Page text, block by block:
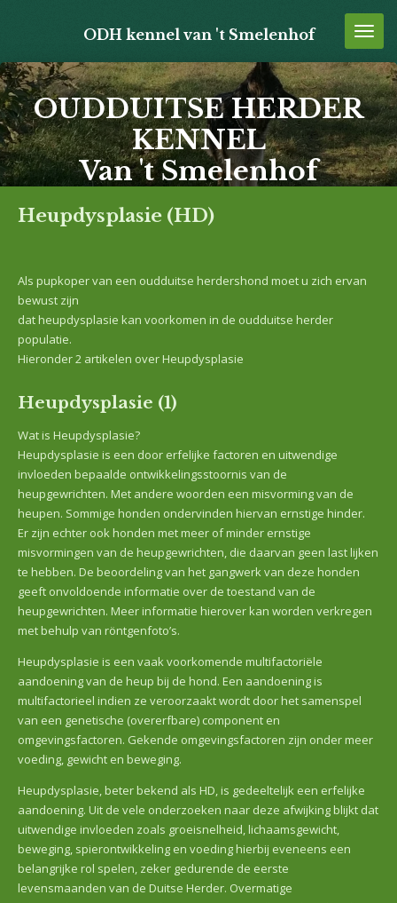
de
hoofdinhoud
ODH kennel van 't Smelenhof
OUDDUITSE HERDER
KENNEL
Van 't Smelenhof
Heupdysplasie (HD)
Als pupkoper van een oudduitse herdershond moet u zich ervan
bewust zijn
dat heupdysplasie kan voorkomen in de oudduitse herder
populatie.
Hieronder 2 artikelen over Heupdysplasie
Heupdysplasie (1)
Wat is Heupdysplasie?
Heupdysplasie is een door erfelijke factoren en uitwendige
invloeden bepaalde ontwikkelingsstoornis van de
heupgewrichten. Met andere woorden een misvorming van de
heupen. Sommige honden ondervinden hiervan ernstige hinder.
Er zijn echter ook honden met meer of minder ernstige
misvormingen van de heupgewrichten, die daarvan geen last lijken
te hebben. De beoordeling van het gangwerk van deze honden
geeft onvoldoende informatie over de toestand van de
heupgewrichten. Meer informatie hierover kan worden verkregen
met behulp van röntgenfoto’s.
Heupdysplasie is een vaak voorkomende multifactoriële
aandoening van de heup bij de hond. Een aandoening is
multifactorieel indien ze veroorzaakt wordt door het samenspel
van een genetische (overerfbare) component en
omgevingsfactoren. Gekende omgevingsfactoren zijn onder meer
voeding, gewicht en beweging.
Heupdysplasie, beter bekend als HD, is gedeeltelijk een erfelijke
aandoening. Uit de vele onderzoeken naar deze afwijking blijkt dat
uitwendige invloeden zoals groeisnelheid, lichaamsgewicht,
beweging, spierontwikkeling en voeding hierbij eveneens een
belangrijke rol spelen, zeker gedurende de eerste
levensmaanden van de Duitse Herder. Overmatige